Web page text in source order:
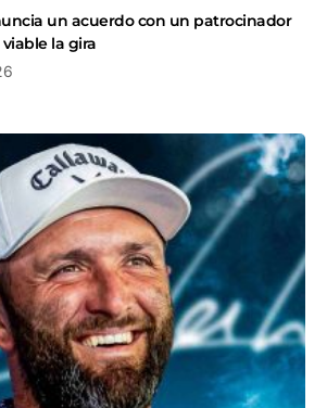
un acuerdo con un patrocinador
la gira